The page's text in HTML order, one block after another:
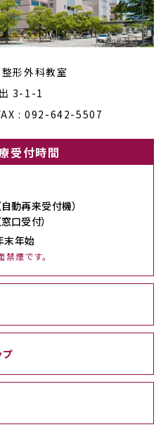
形外科教室
3-1-1
: 092-642-5507
受付時間
動再来受付機）
口受付）
末年始
煙です。
プ